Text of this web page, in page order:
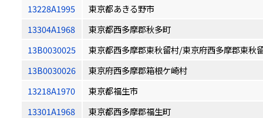
13228A1995
東京都あきる野市
13304A1968
東京都西多摩郡秋多町
13B0030025
東京都西多摩郡東秋留村/東京府西多摩郡東秋
13B0030026
東京府西多摩郡箱根ケ崎村
13218A1970
東京都福生市
13301A1968
東京都西多摩郡福生町